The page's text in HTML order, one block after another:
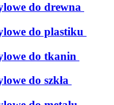
do drewna
do plastiku
do tkanin
do szkła